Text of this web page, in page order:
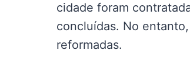
cidade foram
concluídas. No
reformadas.